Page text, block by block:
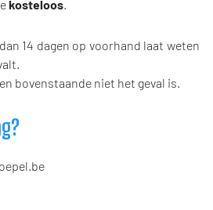
kosteloos.
14 dagen op voorhand laat weten
bovenstaande niet het geval is.